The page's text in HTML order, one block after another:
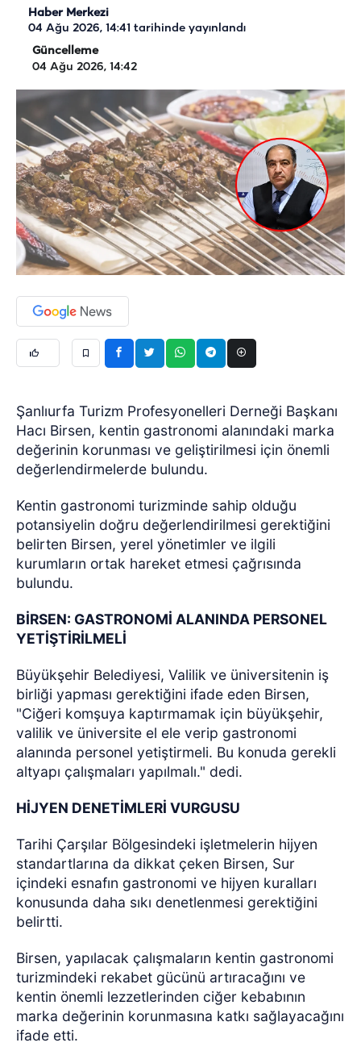
Haber Merkezi
04 Ağu 2026, 14:41 tarihinde yayınlandı
Güncelleme
04 Ağu 2026, 14:42
Şanlıurfa Turizm Profesyonelleri Derneği Başkanı
Hacı Birsen, kentin gastronomi alanındaki marka
değerinin korunması ve geliştirilmesi için önemli
değerlendirmelerde bulundu.
Kentin gastronomi turizminde sahip olduğu
potansiyelin doğru değerlendirilmesi gerektiğini
belirten Birsen, yerel yönetimler ve ilgili
kurumların ortak hareket etmesi çağrısında
bulundu.
BİRSEN: GASTRONOMİ ALANINDA PERSONEL
YETİŞTİRİLMELİ
Büyükşehir Belediyesi, Valilik ve üniversitenin iş
birliği yapması gerektiğini ifade eden Birsen,
"Ciğeri komşuya kaptırmamak için büyükşehir,
valilik ve üniversite el ele verip gastronomi
alanında personel yetiştirmeli. Bu konuda gerekli
altyapı çalışmaları yapılmalı." dedi.
HİJYEN DENETİMLERİ VURGUSU
Tarihi Çarşılar Bölgesindeki işletmelerin hijyen
standartlarına da dikkat çeken Birsen, Sur
içindeki esnafın gastronomi ve hijyen kuralları
konusunda daha sıkı denetlenmesi gerektiğini
belirtti.
Birsen, yapılacak çalışmaların kentin gastronomi
turizmindeki rekabet gücünü artıracağını ve
kentin önemli lezzetlerinden ciğer kebabının
marka değerinin korunmasına katkı sağlayacağını
ifade etti.